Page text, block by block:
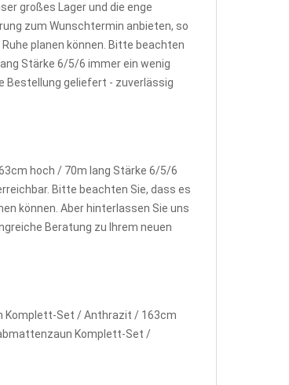
großes Lager und die enge
zum Wunschtermin anbieten, so
Ruhe planen können. Bitte beachten
Stärke 6/5/6 immer ein wenig
Bestellung geliefert - zuverlässig
hoch / 70m lang Stärke 6/5/6
Bitte beachten Sie, dass es
können. Aber hinterlassen Sie uns
Beratung zu Ihrem neuen
Komplett-Set / Anthrazit / 163cm
Komplett-Set /